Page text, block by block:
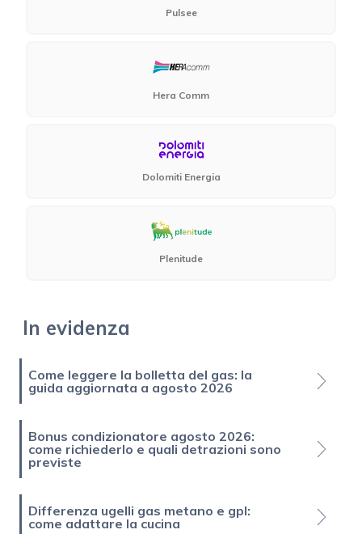
Pulsee
Hera Comm
Dolomiti Energia
Plenitude
In evidenza
Come leggere la bolletta del gas: la
guida aggiornata a agosto 2026
Bonus condizionatore agosto 2026:
come richiederlo e quali detrazioni sono
previste
Differenza ugelli gas metano e gpl:
come adattare la cucina